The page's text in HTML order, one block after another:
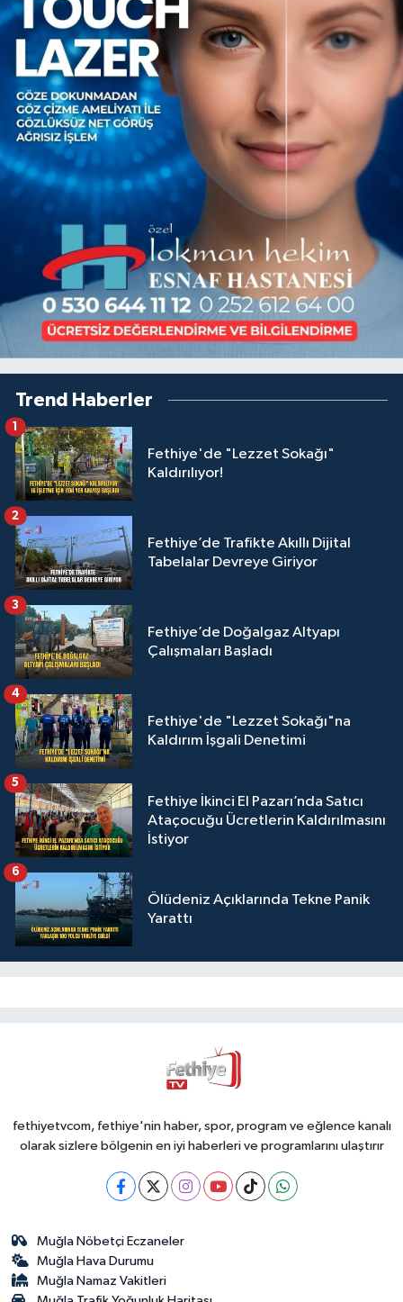
Trend Haberler
Fethiye'de "Lezzet Sokağı"
Kaldırılıyor!
1
Fethiye’de Trafikte Akıllı Dijital
Tabelalar Devreye Giriyor
2
Fethiye’de Doğalgaz Altyapı
Çalışmaları Başladı
3
Fethiye'de "Lezzet Sokağı"na
Kaldırım İşgali Denetimi
4
Fethiye İkinci El Pazarı’nda Satıcı
Ataçocuğu Ücretlerin Kaldırılmasını
İstiyor
5
Ölüdeniz Açıklarında Tekne Panik
Yarattı
6
fethiyetvcom, fethiye'nin haber, spor, program ve eğlence kanalı
olarak sizlere bölgenin en iyi haberleri ve programlarını ulaştırır
Muğla Nöbetçi Eczaneler
Muğla Hava Durumu
Muğla Namaz Vakitleri